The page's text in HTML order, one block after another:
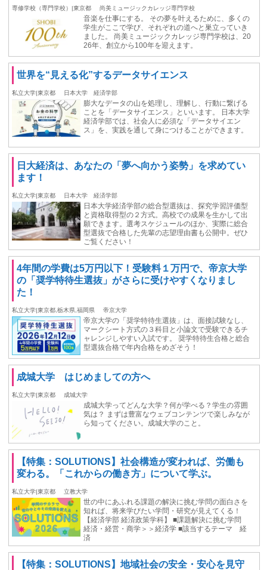
専修学校（専門学校）|東京都 尚美ミュージックカレッジ専門学校
音楽を仕事にする。 その夢を叶えるために、多くの
学生がここで学び、それぞれの道へと巣立っていき
ました。 尚美ミュージックカレッジ専門学校は、20
26年、創立から100年を迎えます。
世界を“見える化”するデータサイエンス
私立大学|東京都 日本大学 経済学部
膨大なデータの山を処理し、理解し、行動に繋げる
ことを「データサイエンス」といいます。 日本大学
経済学部では、社会人に必須な「データサイエン
ス」を、実践を通して身につけることができます。
日大経済は、あなたの「夢へ向かう姿勢」を求めてい
ます！
私立大学|東京都 日本大学 経済学部
日本大学経済学部の総合型選抜は、探究学習評価型
と資格取得型の２方式。高校での成果を生かして出
願できます。選考スケジュールのほか、実際に総合
型選抜で合格した先輩の志望理由書も公開中。ぜひ
ご覧ください！
4年間の学費は5万円以下！受験料１万円で、帝京大学
の「奨学特待生選抜」がさらに受けやすくなりまし
た！
私立大学|東京都,栃木県,福岡県 帝京大学
帝京大学の「奨学特待生選抜」は、面接試験なし、
マークシート方式の３科目と小論文で受験できるチ
ャレンジしやすい入試です。 奨学特待生合格と総合
型選抜合格で年内合格をめざそう！
成城大学 はじめましての方へ
私立大学|東京都 成城大学
成城大学ってどんな大学？何が学べる？学生の雰囲
気は？ まずは豊富なウェブコンテンツで楽しみなが
ら知ってください。成城大学のこと。
【特集：SOLUTIONS】社会構造が変われば、労働も
変わる。「これからの働き方」について学ぶ。
私立大学|東京都 立教大学
世の中にあふれる課題の解決に挑む学問の面白さを
知れば、将来学びたい学問・研究が見えてくる！
【経済学部 経済政策学科】 ■課題解決に挑む学問
経済・経営・商学＞＞経済学 ■該当するテーマ 経
済
【特集：SOLUTIONS】地域社会の安全・安心を見守